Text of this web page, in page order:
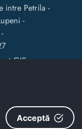
intre Petrila -
-
GIS a
și
Vulcan
Vulcan
Acceptă